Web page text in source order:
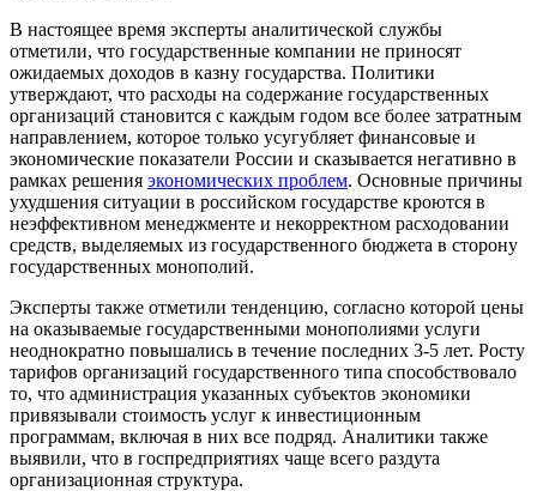
В настоящее время эксперты аналитической службы
отметили, что государственные компании не приносят
ожидаемых доходов в казну государства. Политики
утверждают, что расходы на содержание государственных
организаций становится с каждым годом все более затратным
направлением, которое только усугубляет финансовые и
экономические показатели России и сказывается негативно в
рамках решения экономических проблем. Основные причины
ухудшения ситуации в российском государстве кроются в
неэффективном менеджменте и некорректном расходовании
средств, выделяемых из государственного бюджета в сторону
государственных монополий.
Эксперты также отметили тенденцию, согласно которой цены
на оказываемые государственными монополиями услуги
неоднократно повышались в течение последних 3-5 лет. Росту
тарифов организаций государственного типа способствовало
то, что администрация указанных субъектов экономики
привязывали стоимость услуг к инвестиционным
программам, включая в них все подряд. Аналитики также
выявили, что в госпредприятиях чаще всего раздута
организационная структура.